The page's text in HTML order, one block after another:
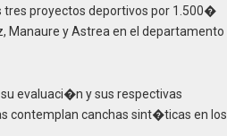
proyectos deportivos por 1.500�
Manaure y Astrea en el departamento
evaluaci�n y sus respectivas
contemplan canchas sint�ticas en los